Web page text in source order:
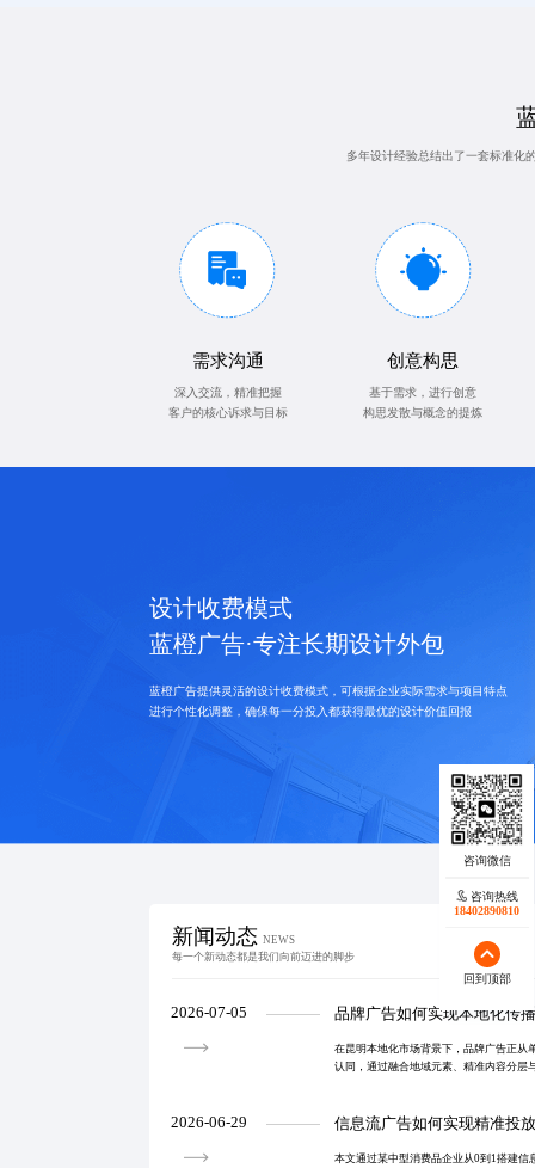
多年设计经验总结出了一套标准化
需求沟通
深入交流，精准把握
客户的核心诉求与目标
创意构思
基于需求，进行创意
构思发散与概念的提炼
设计收费模式
蓝橙广告·专注长期设计外包
蓝橙广告提供灵活的设计收费模式，可根据企业实际需求与项目特点
进行个性化调整，确保每一分投入都获得最优的设计价值回报
新闻动态 NEWS
每一个新动态都是我们向前迈进的脚步
2026-07-05 品牌广告如何实现本地化传播
在昆明本地化市场背景下，品牌广告正从
认同，通过融合地域元素、精准内容分层
2026-06-29 信息流广告如何实现精准投放
本文通过某中型消费品企业从0到1搭建信
咨询热线
18402890810
回到顶部